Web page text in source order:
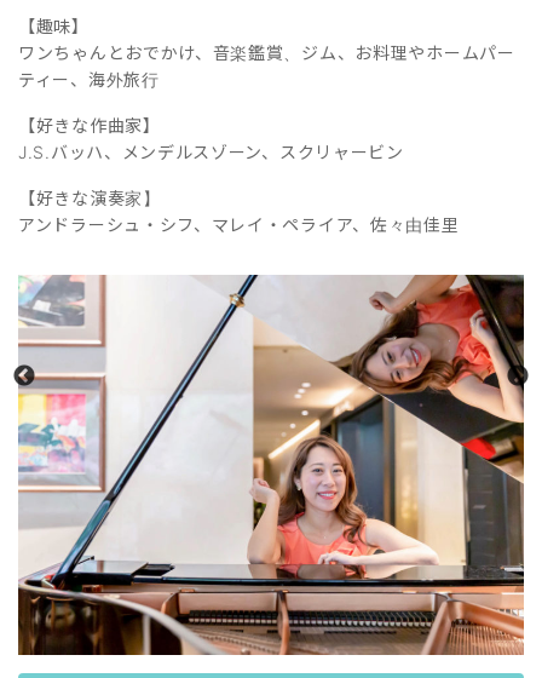
【趣味】
ワンちゃんとおでかけ、音楽鑑賞、ジム、お料理やホームパー
ティー、海外旅行
【好きな作曲家】
J.S.バッハ、メンデルスゾーン、スクリャービン
【好きな演奏家】
アンドラーシュ・シフ、マレイ・ペライア、佐々由佳里